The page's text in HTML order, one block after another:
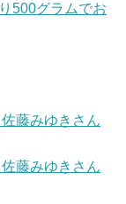
500グラムでお
藤みゆきさん
藤みゆきさん